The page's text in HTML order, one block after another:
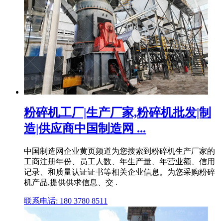
粉碎机工厂|生产厂家,粉碎机批发|制
造|供应商中国制造网 ...
中国制造网企业黄页频道为您搜索到粉碎机生产厂家的
工商注册年份、员工人数、年生产量、年营业额、信用
记录、和质量认证证书等相关企业信息。为您采购粉碎
机产品,提供供求信息、交 .
联系电话: 180 3780 8511